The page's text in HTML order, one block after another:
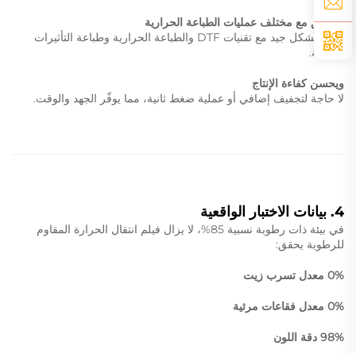
متوافق مع مختلف عمليات الطباعة الحرارية
يعمل بشكل جيد مع تقنيات DTF والطباعة الحرارية وطباعة التأثيرات
الخاصة.
ويحسن كفاءة الإنتاج
لا حاجة لتجفيف إضافي أو عملية ضغط ثانية، مما يوفّر الجهد والوقت.
4. بيانات الاختبار الواقعية
في بيئة ذات رطوبة نسبية 85%، لا يزال فيلم انتقال الحرارة المقاوم
للرطوبة يحقق:
0% معدل تسرب زيت
0% معدل فقاعات مرئية
98% دقة اللون